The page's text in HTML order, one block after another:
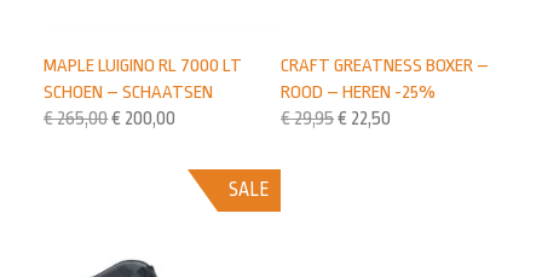
CRAFT GREATNESS BOXER –
ROOD – HEREN -25%
€29,95€ 22,50
MAPLE LUIGINO RL 7000 LT
SCHOEN – SCHAATSEN
€265,00€ 200,00
SALE